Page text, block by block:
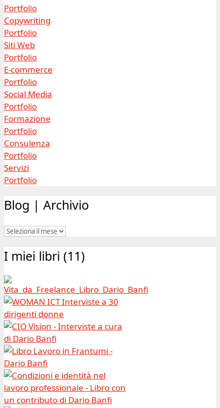
Portfolio
Copywriting
Portfolio
Siti Web
Portfolio
E-commerce
Portfolio
Social Media
Portfolio
Formazione
Portfolio
Consulenza
Portfolio
Servizi
Portfolio
Blog | Archivio
Blog
Archivio
I miei libri (11)